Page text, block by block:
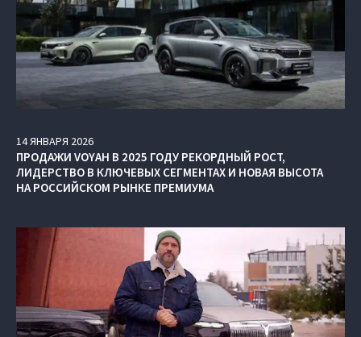
14ЯНВАРЯ 2026
ПРОДАЖИ VOYAH В 2025 ГОДУ РЕКОРДНЫЙ РОСТ,
ЛИДЕРСТВО В КЛЮЧЕВЫХ СЕГМЕНТАХ И НОВАЯ ВЫСОТА
НА РОССИЙСКОМ РЫНКЕ ПРЕМИУМА